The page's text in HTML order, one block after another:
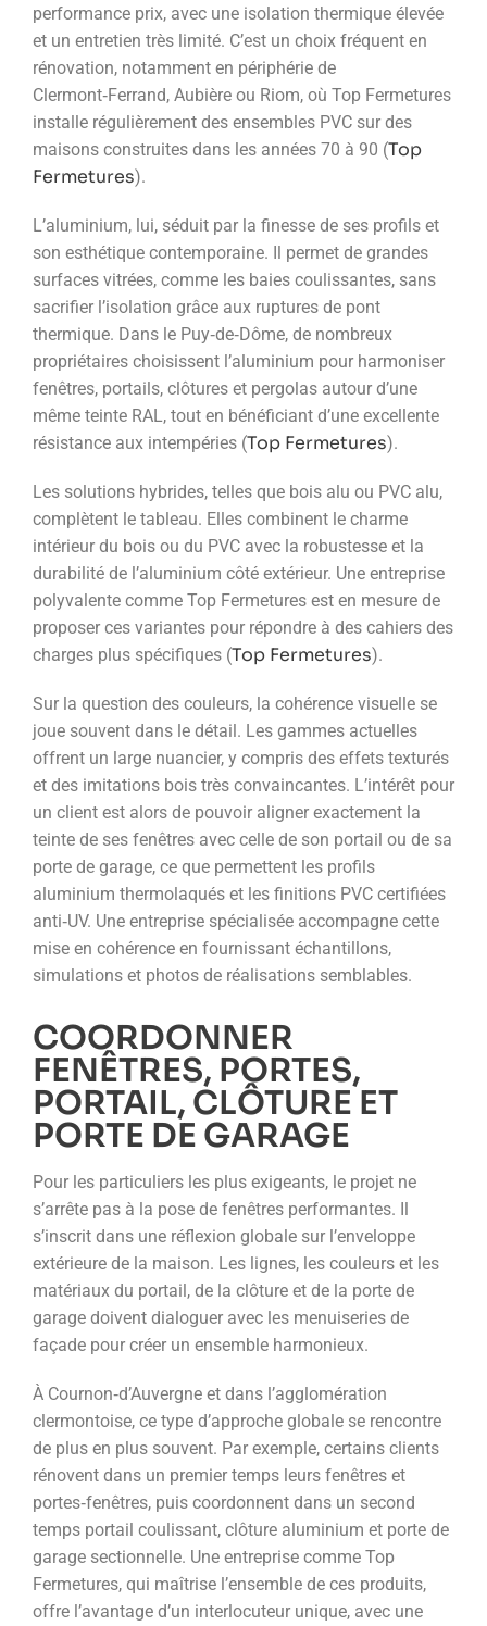
performance prix, avec une isolation thermique élevée
et un entretien très limité. C’est un choix fréquent en
rénovation, notamment en périphérie de
Clermont‑Ferrand, Aubière ou Riom, où Top Fermetures
installe régulièrement des ensembles PVC sur des
maisons construites dans les années 70 à 90 (Top
Fermetures).
L’aluminium, lui, séduit par la finesse de ses profils et
son esthétique contemporaine. Il permet de grandes
surfaces vitrées, comme les baies coulissantes, sans
sacrifier l’isolation grâce aux ruptures de pont
thermique. Dans le Puy‑de‑Dôme, de nombreux
propriétaires choisissent l’aluminium pour harmoniser
fenêtres, portails, clôtures et pergolas autour d’une
même teinte RAL, tout en bénéficiant d’une excellente
résistance aux intempéries (Top Fermetures).
Les solutions hybrides, telles que bois alu ou PVC alu,
complètent le tableau. Elles combinent le charme
intérieur du bois ou du PVC avec la robustesse et la
durabilité de l’aluminium côté extérieur. Une entreprise
polyvalente comme Top Fermetures est en mesure de
proposer ces variantes pour répondre à des cahiers des
charges plus spécifiques (Top Fermetures).
Sur la question des couleurs, la cohérence visuelle se
joue souvent dans le détail. Les gammes actuelles
offrent un large nuancier, y compris des effets texturés
et des imitations bois très convaincantes. L’intérêt pour
un client est alors de pouvoir aligner exactement la
teinte de ses fenêtres avec celle de son portail ou de sa
porte de garage, ce que permettent les profils
aluminium thermolaqués et les finitions PVC certifiées
anti‑UV. Une entreprise spécialisée accompagne cette
mise en cohérence en fournissant échantillons,
simulations et photos de réalisations semblables.
COORDONNER
FENÊTRES, PORTES,
PORTAIL, CLÔTURE ET
PORTE DE GARAGE
Pour les particuliers les plus exigeants, le projet ne
s’arrête pas à la pose de fenêtres performantes. Il
s’inscrit dans une réflexion globale sur l’enveloppe
extérieure de la maison. Les lignes, les couleurs et les
matériaux du portail, de la clôture et de la porte de
garage doivent dialoguer avec les menuiseries de
façade pour créer un ensemble harmonieux.
À Cournon‑d’Auvergne et dans l’agglomération
clermontoise, ce type d’approche globale se rencontre
de plus en plus souvent. Par exemple, certains clients
rénovent dans un premier temps leurs fenêtres et
portes‑fenêtres, puis coordonnent dans un second
temps portail coulissant, clôture aluminium et porte de
garage sectionnelle. Une entreprise comme Top
Fermetures, qui maîtrise l’ensemble de ces produits,
offre l’avantage d’un interlocuteur unique, avec une